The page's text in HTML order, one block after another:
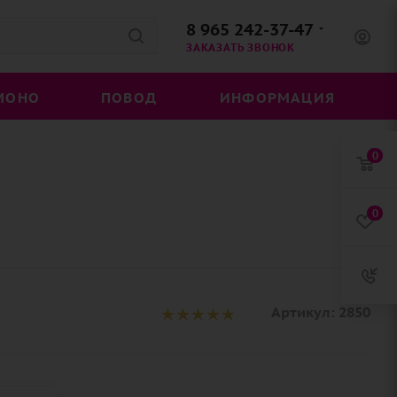
8 965 242-37-47
ЗАКАЗАТЬ ЗВОНОК
ПОВОД ИНФОРМАЦИЯ
0
0